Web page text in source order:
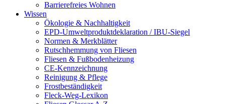
Barrierefreies Wohnen
Wissen
Ökologie & Nachhaltigkeit
EPD-Umweltproduktdeklaration / IBU-Siegel
Normen & Merkblätter
Rutschhemmung von Fliesen
Fliesen & Fußbodenheizung
CE-Kennzeichnung
Reinigung & Pflege
Frostbeständigkeit
Fleck-Weg-Lexikon